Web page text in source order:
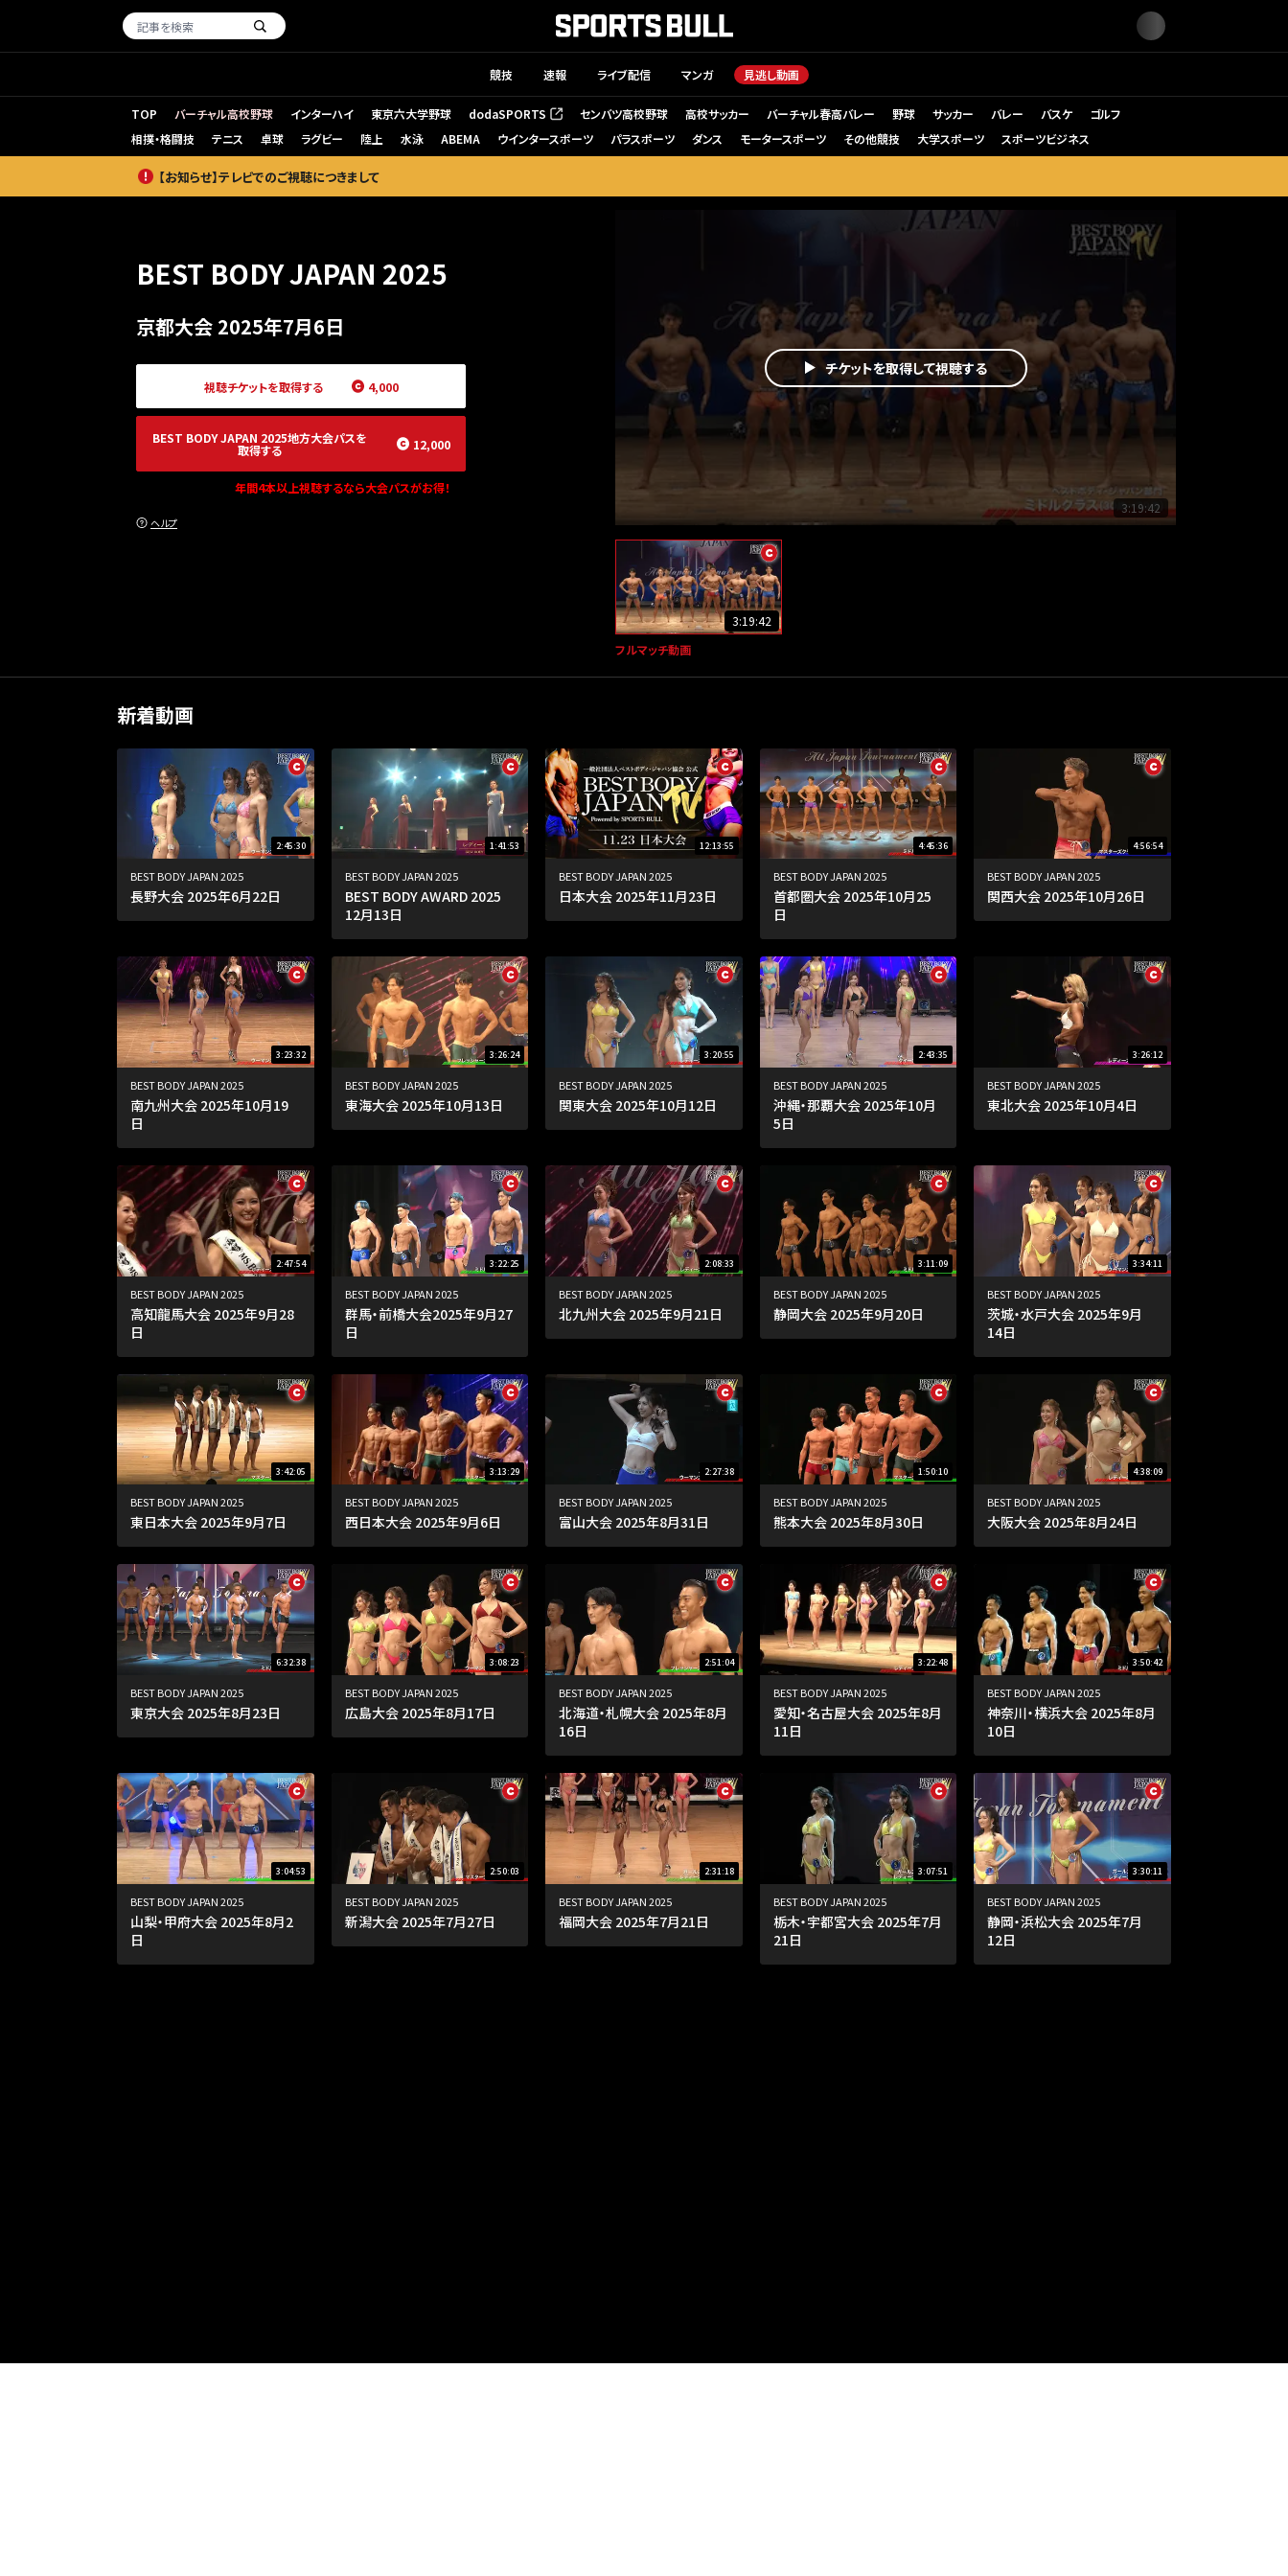
競技 速報 ライブ配信 マンガ 見逃し動画
TOP バーチャル高校野球 インターハイ 東京六大学野球 dodaSPORTS
（新しいタブで開く） センバツ高校野球 高校サッカー バーチャル春高バレー 野球 サッカー バレー バスケ
ゴルフ
相撲・格闘技
テニス 卓球 ラグビー 陸上 水泳 ABEMA ウインタースポーツ パラスポーツ ダンス モータースポーツ その他競技 大学スポーツ スポーツビジネス
【お知らせ】テレビでのご視聴につきまして
BEST BODY JAPAN 2025
京都大会 2025年7月6日
視聴チケットを取得する 4,000
BEST BODY JAPAN 2025地方大会パスを
取得する 12,000
年間4本以上視聴するなら大会パスがお得！
ヘルプ
3:19:42
チケットを取得して視聴する
3:19:42
フルマッチ動画
新着動画
2:45:30
BEST BODY JAPAN 2025
長野大会 2025年6月22日
1:41:53
BEST BODY JAPAN 2025
BEST BODY AWARD 2025
12月13日
12:13:55
BEST BODY JAPAN 2025
日本大会 2025年11月23日
4:45:36
BEST BODY JAPAN 2025
首都圏大会 2025年10月25
日
4:56:54
BEST BODY JAPAN 2025
関西大会 2025年10月26日
3:23:32
BEST BODY JAPAN 2025
南九州大会 2025年10月19
日
3:26:24
BEST BODY JAPAN 2025
東海大会 2025年10月13日
3:20:55
BEST BODY JAPAN 2025
関東大会 2025年10月12日
2:43:35
BEST BODY JAPAN 2025
沖縄・那覇大会 2025年10月
5日
3:26:12
BEST BODY JAPAN 2025
東北大会 2025年10月4日
2:47:54
BEST BODY JAPAN 2025
高知龍馬大会 2025年9月28
日
3:22:25
BEST BODY JAPAN 2025
群馬・前橋大会2025年9月27
日
2:08:33
BEST BODY JAPAN 2025
北九州大会 2025年9月21日
3:11:09
BEST BODY JAPAN 2025
静岡大会 2025年9月20日
3:34:11
BEST BODY JAPAN 2025
茨城・水戸大会 2025年9月
14日
3:42:05
BEST BODY JAPAN 2025
東日本大会 2025年9月7日
3:13:29
BEST BODY JAPAN 2025
西日本大会 2025年9月6日
2:27:38
BEST BODY JAPAN 2025
富山大会 2025年8月31日
1:50:10
BEST BODY JAPAN 2025
熊本大会 2025年8月30日
4:38:09
BEST BODY JAPAN 2025
大阪大会 2025年8月24日
6:32:38
BEST BODY JAPAN 2025
東京大会 2025年8月23日
3:08:23
BEST BODY JAPAN 2025
広島大会 2025年8月17日
2:51:04
BEST BODY JAPAN 2025
北海道・札幌大会 2025年8月
16日
3:22:48
BEST BODY JAPAN 2025
愛知・名古屋大会 2025年8月
11日
3:50:42
BEST BODY JAPAN 2025
神奈川・横浜大会 2025年8月
10日
3:04:53
BEST BODY JAPAN 2025
山梨・甲府大会 2025年8月2
日
2:50:03
BEST BODY JAPAN 2025
新潟大会 2025年7月27日
2:31:18
BEST BODY JAPAN 2025
福岡大会 2025年7月21日
3:07:51
BEST BODY JAPAN 2025
栃木・宇都宮大会 2025年7月
21日
3:30:11
BEST BODY JAPAN 2025
静岡・浜松大会 2025年7月
12日